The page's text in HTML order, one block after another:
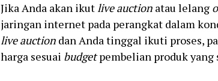
Jika Anda akan ikutlive auctionatau lelang
jaringan internet pada perangkat dalam
live auctiondan Anda tinggal ikuti proses,
harga sesuai budgetpembelian produk yang